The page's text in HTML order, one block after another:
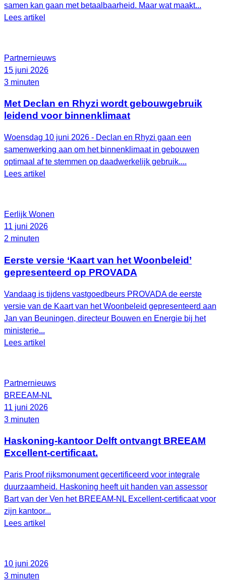
samen kan gaan met betaalbaarheid. Maar wat maakt...
Lees artikel
Partnernieuws
15 juni 2026
3 minuten
Met Declan en Rhyzi wordt gebouwgebruik
leidend voor binnenklimaat
Woensdag 10 juni 2026 - Declan en Rhyzi gaan een
samenwerking aan om het binnenklimaat in gebouwen
optimaal af te stemmen op daadwerkelijk gebruik....
Lees artikel
Eerlijk Wonen
11 juni 2026
2 minuten
Eerste versie ‘Kaart van het Woonbeleid’
gepresenteerd op PROVADA
Vandaag is tijdens vastgoedbeurs PROVADA de eerste
versie van de Kaart van het Woonbeleid gepresenteerd aan
Jan van Beuningen, directeur Bouwen en Energie bij het
ministerie...
Lees artikel
Partnernieuws
BREEAM-NL
11 juni 2026
3 minuten
Haskoning-kantoor Delft ontvangt BREEAM
Excellent-certificaat.
Paris Proof rijksmonument gecertificeerd voor integrale
duurzaamheid. Haskoning heeft uit handen van assessor
Bart van der Ven het BREEAM‑NL Excellent‑certificaat voor
zijn kantoor...
Lees artikel
10 juni 2026
3 minuten